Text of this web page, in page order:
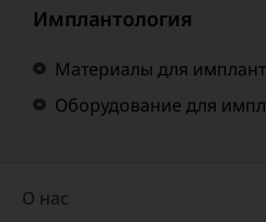
Имплантология
Материалы для
Оборудование для
О нас